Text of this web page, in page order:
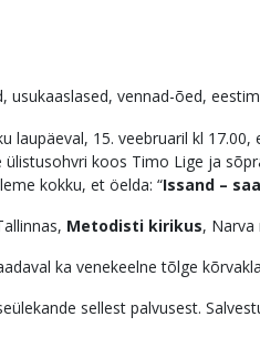
usukaaslased, vennad-õed,
laupäeval, 15. veebruaril kl
koos Timo Lige ja
kokku, et öelda: “Issand –
Metodisti kirikus, Narva
ka venekeelne tõlge
sellest palvusest.